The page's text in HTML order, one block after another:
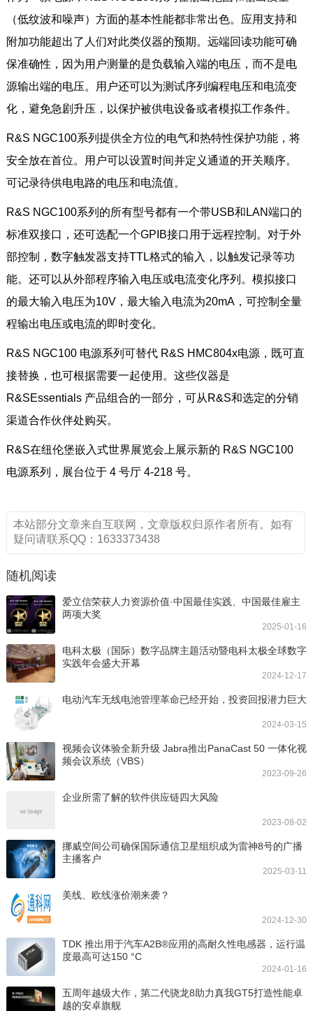
（低纹波和噪声）方面的基本性能都非常出色。应用支持和
附加功能超出了人们对此类仪器的预期。远端回读功能可确
保准确性，因为用户测量的是负载输入端的电压，而不是电
源输出端的电压。用户还可以为测试序列编程电压和电流变
化，避免急剧升压，以保护被供电设备或者模拟工作条件。
R&S NGC100系列提供全方位的电气和热特性保护功能，将
安全放在首位。用户可以设置时间并定义通道的开关顺序。
可记录待供电电路的电压和电流值。
R&S NGC100系列的所有型号都有一个带USB和LAN端口的
标准双接口，还可选配一个GPIB接口用于远程控制。对于外
部控制，数字触发器支持TTL格式的输入，以触发记录等功
能。还可以从外部程序输入电压或电流变化序列。模拟接口
的最大输入电压为10V，最大输入电流为20mA，可控制全量
程输出电压或电流的即时变化。
R&S NGC100 电源系列可替代 R&S HMC804x电源，既可直
接替换，也可根据需要一起使用。这些仪器是
R&SEssentials 产品组合的一部分，可从R&S和选定的分销
渠道合作伙伴处购买。
R&S在纽伦堡嵌入式世界展览会上展示新的 R&S NGC100
电源系列，展台位于 4 号厅 4-218 号。
本站部分文章来自互联网，文章版权归原作者所有。如有
疑问请联系QQ：1633373438
随机阅读
爱立信荣获人力资源价值·中国最佳实践、中国最佳雇主
两项大奖
2025-01-16
电科太极（国际）数字品牌主题活动暨电科太极全球数字
实践年会盛大开幕
2024-12-17
电动汽车无线电池管理革命已经开始，投资回报潜力巨大
2024-03-15
视频会议体验全新升级 Jabra推出PanaCast 50 一体化视
频会议系统（VBS）
2023-09-26
企业所需了解的软件供应链四大风险
2023-08-02
挪威空间公司确保国际通信卫星组织成为雷神8号的广播
主播客户
2025-03-11
美线、欧线涨价潮来袭？
2024-12-30
TDK 推出用于汽车A2B®应用的高耐久性电感器，运行温
度最高可达150 °C
2024-01-16
五周年越级大作，第二代骁龙8助力真我GT5打造性能卓
越的安卓旗舰